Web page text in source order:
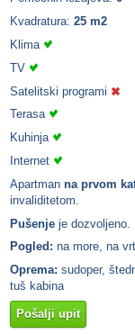
Kvadratura: 25 m2
Klima
TV
Satelitski programi
Terasa
Kuhinja
Internet
Apartman na prvom
invaliditetom.
Pušenje je dozvoljeno.
Pogled: na more, na
Oprema: sudoper,
tuš kabina
Pošalji upit